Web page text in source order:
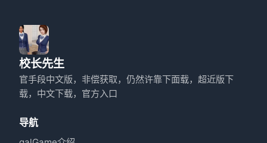
校长先生
官手段中文版，非偿获取，仍然许靠下面载，超近版下
载，中文下载，官方入口
导航